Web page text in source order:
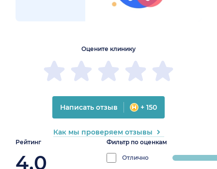
Рейтинг
4.0
Фильтр по оценкам
Отлично
progress:
Оцените клинику
Написать отзыв + 150
Как мы проверяем отзывы